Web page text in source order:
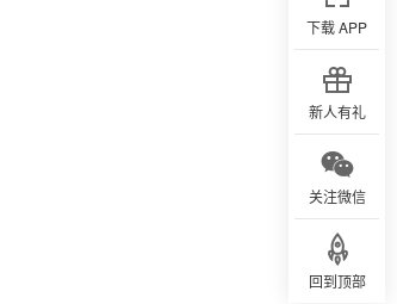
下载 APP
新人有礼
关注微信
回到顶部